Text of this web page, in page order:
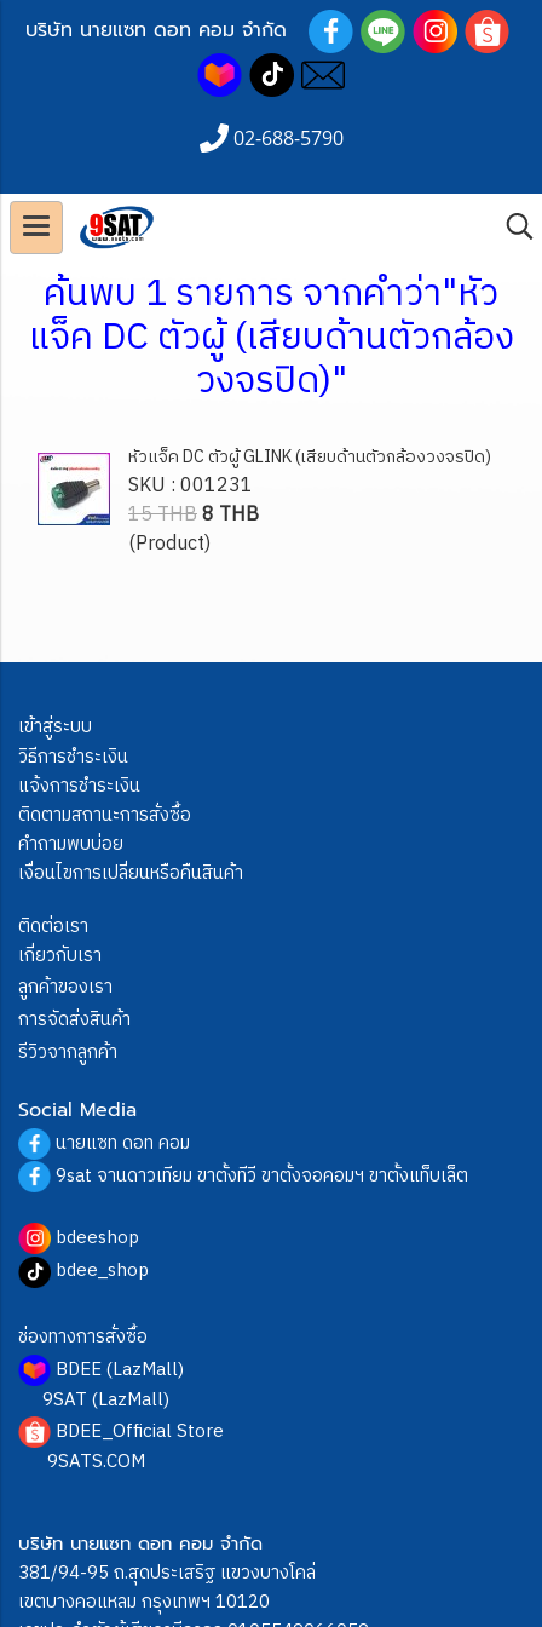
บริษัท นายแซท ดอท คอม จำกัด
02-688-5790
ค้นพบ 1 รายการ จากคำว่า"หัว
แจ็ค DC ตัวผู้ (เสียบด้านตัวกล้อง
วงจรปิด)"
หัวแจ็ค DC ตัวผู้ GLINK (เสียบด้านตัวกล้องวงจรปิด)
SKU : 001231
15 THB8 THB
(Product)
เข้าสู่ระบบ
วิธีการชำระเงิน
แจ้งการชำระเงิน
ติดตามสถานะการสั่งซื้อ
คำถามพบบ่อย
เงื่อนไขการเปลี่ยนหรือคืนสินค้า
ติดต่อเรา
เกี่ยวกับเรา
ลูกค้าของเรา
การจัดส่งสินค้า
รีวิวจากลูกค้า
Social Media
นายแซท ดอท คอม
9sat จานดาวเทียม ขาตั้งทีวี ขาตั้งจอคอมฯ ขาตั้งแท็บเล็ต
bdeeshop
bdee_shop
ช่องทางการสั่งซื้อ
BDEE (LazMall)
9SAT (LazMall)
BDEE_Official Store
9SATS.COM
บริษัท นายแซท ดอท คอม จำกัด
381/94-95 ถ.สุดประเสริฐ แขวงบางโคล่
เขตบางคอแหลม กรุงเทพฯ 10120